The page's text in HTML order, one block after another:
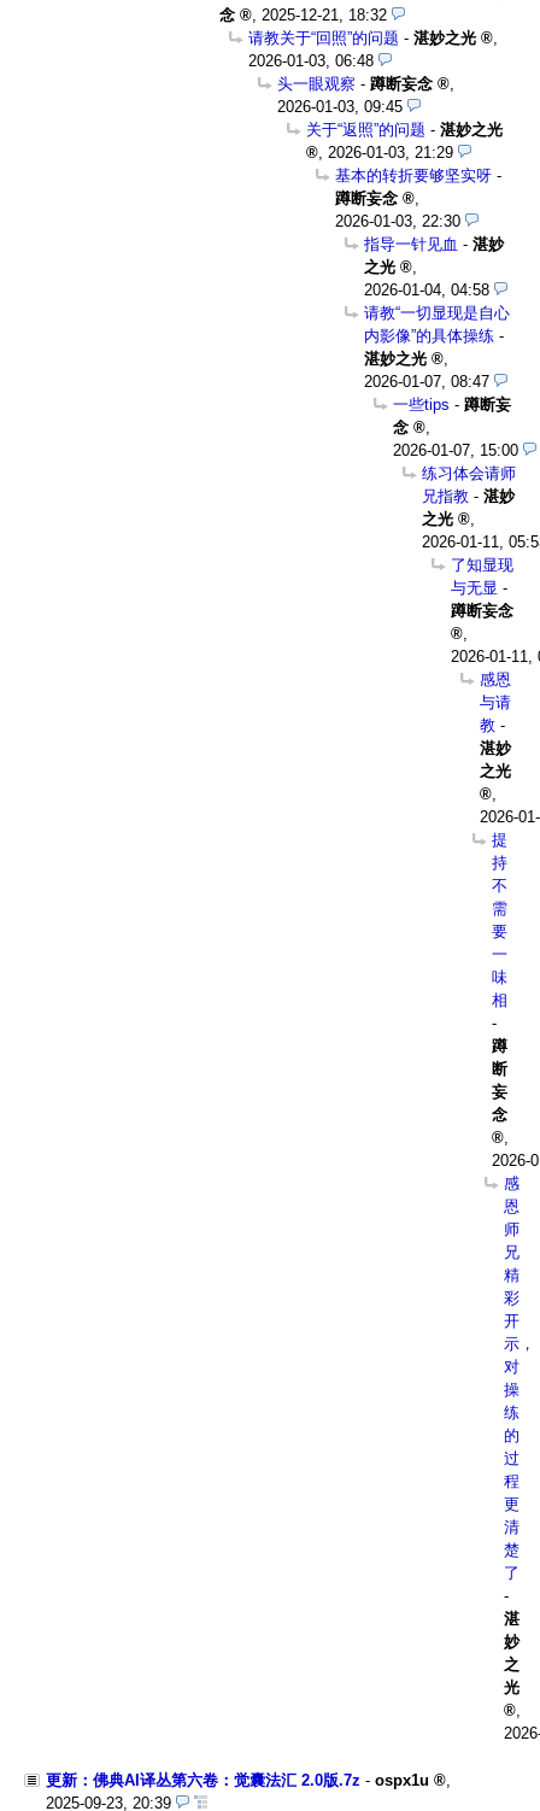
念
, 2025-12-21, 18:32
请教关于“回照”的问题 - 湛妙之光
,
2026-01-03, 06:48
头一眼观察 - 蹲断妄念
,
2026-01-03, 09:45
关于“返照”的问题 - 湛妙之光
, 2026-01-03, 21:29
基本的转折要够坚实呀 -
蹲断妄念
,
2026-01-03, 22:30
指导一针见血 - 湛妙
之光
,
2026-01-04, 04:58
请教“一切显现是自心
内影像”的具体操练 -
湛妙之光
,
2026-01-07, 08:47
一些tips - 蹲断妄
念
,
2026-01-07, 15:00
练习体会请师
兄指教 - 湛妙
之光
,
2026-01-11,
了知显现
与无显 -
蹲断妄念
,
2026-01-11,
感恩
与请
教 -
湛妙
之光
,
2026-
提
持
不
需
要
一
味
相
-
蹲
断
妄
念
,
2026-
感
恩
师
兄
精
彩
开
示，
对
操
练
的
过
程
更
清
楚
了
-
湛
妙
之
光
,
更新：佛典AI译丛第六卷：觉囊法汇 2.0版.7z - ospx1u
2025-09-23, 20:39